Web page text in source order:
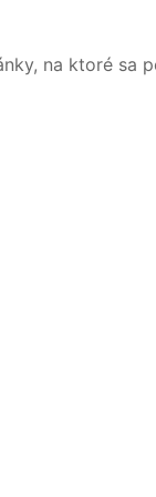
na ktoré sa